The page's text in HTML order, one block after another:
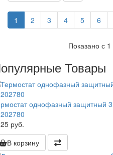
1 2 3 4 5 6
Показано с
Товары
однофазный защитный
руб.
В корзину